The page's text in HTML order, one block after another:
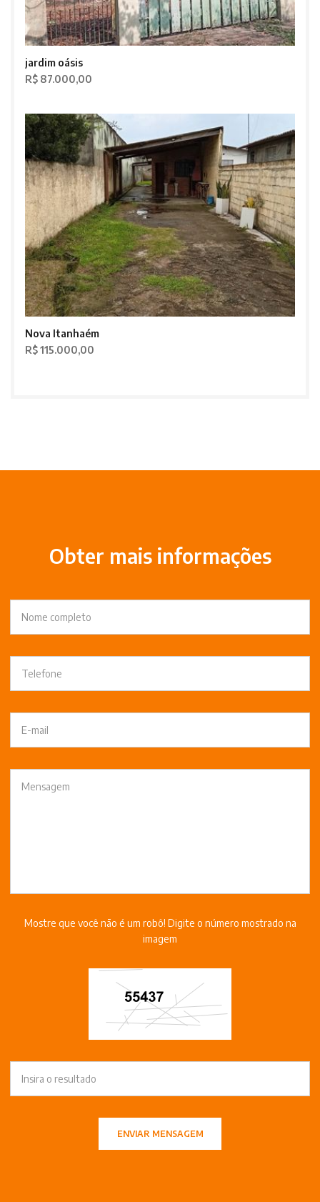
jardim oásis
R$ 87.000,00
Nova Itanhaém
R$ 115.000,00
Obter mais informações
Mostre que você não é um robô! Digite o número mostrado na
imagem
ENVIAR MENSAGEM